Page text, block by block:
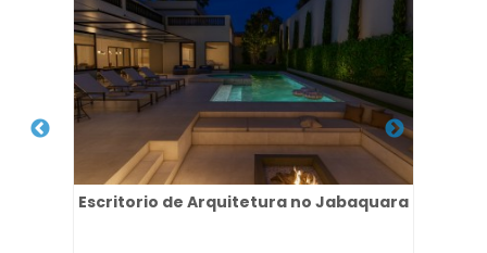
Escritorio de Arquitetura no Jabaquara